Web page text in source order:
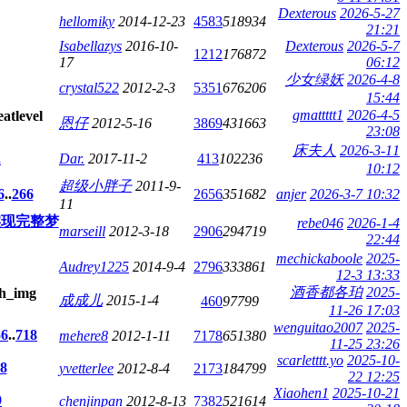
hellomiky 2014-12-23 4583518934
Dexterous 2026-5-27
21:21
Isabellazys 2016-10-
17
1212176872
Dexterous 2026-5-7
06:12
crystal522 2012-2-3 5351676206
少女绿妖 2026-4-8
15:44
恩仔 2012-5-16 3869431663
gmattttt1 2026-4-5
23:08
Dar. 2017-11-2 413102236
床夫人 2026-3-11
10:12
..266
超级小胖子 2011-9-
11
2656351682 anjer 2026-3-7 10:32
完整梦
marseill 2012-3-18 2906294719
rebe046 2026-1-4
22:44
Audrey1225 2014-9-4 2796333861
mechickaboole 2025-
12-3 13:33
成成儿 2015-1-4 46097799
酒香都各珀 2025-
11-26 17:03
6..718 mehere8 2012-1-11 7178651380
wenguitao2007 2025-
11-25 23:26
yvetterlee 2012-8-4 2173184799
scarletttt.yo 2025-10-
22 12:25
chenjinpan 2012-8-13 7382521614
Xiaohen1 2025-10-21